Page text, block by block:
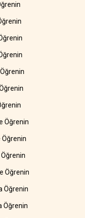
Öğrenin
Öğrenin
Öğrenin
Öğrenin
Öğrenin